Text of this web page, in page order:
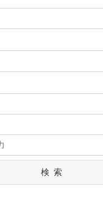
検索